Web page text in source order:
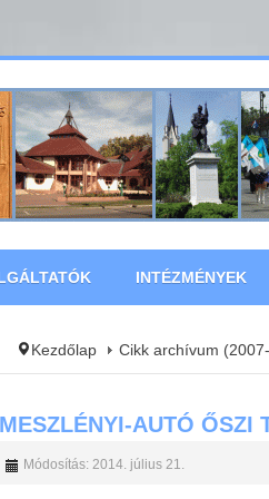
INTÉZMÉNYEK
Kezdőlap Cikk archívum
MESZLÉNYI-AUTÓ ŐSZI
Módosítás: 2014. július 21.